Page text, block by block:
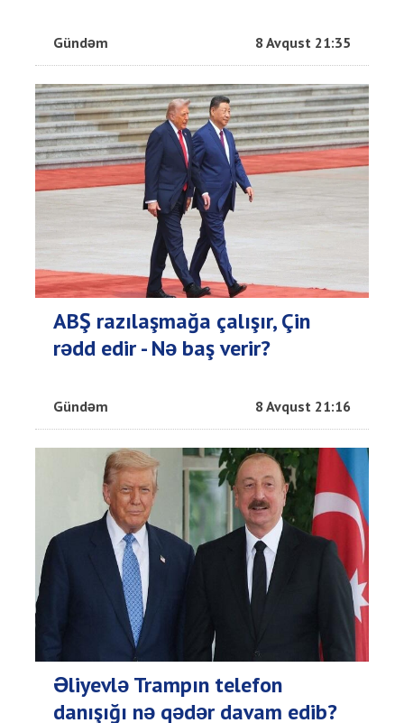
Gündəm 8 Avqust 21:35
ABŞ razılaşmağa çalışır, Çin
rədd edir - Nə baş verir?
Gündəm 8 Avqust 21:16
Əliyevlə Trampın telefon
danışığı nə qədər davam edib?